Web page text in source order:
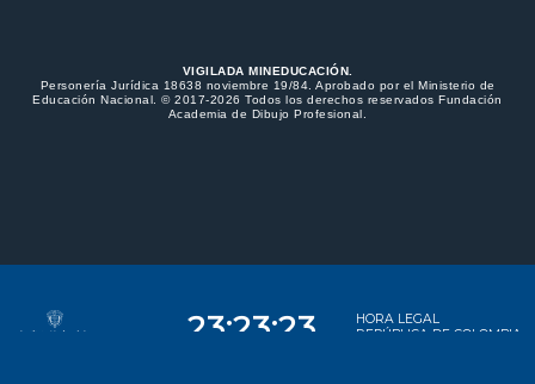
VIGILADA MINEDUCACIÓN.
Personería Jurídica 18638 noviembre 19/84. Aprobado por el Ministerio de
Educación Nacional. © 2017-2026 Todos los derechos reservados Fundación
Academia de Dibujo Profesional.